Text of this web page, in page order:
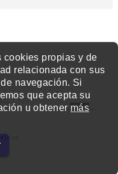
cookies propias y de
relacionada con sus
navegación. Si
que acepta su
u obtener más